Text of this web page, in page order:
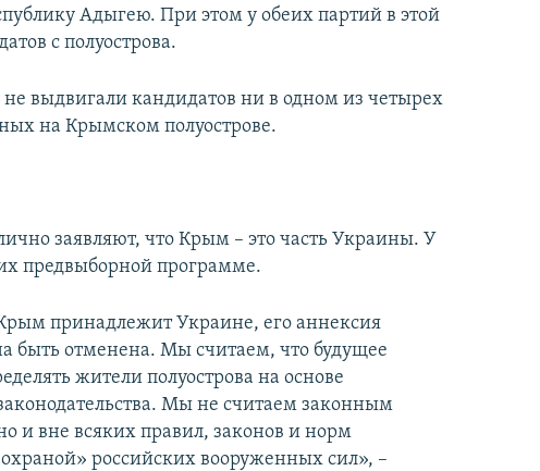
Адыгею. При этом у обеих партий в этой
с полуострова.
выдвигали кандидатов ни в одном из четырех
на Крымском полуострове.
заявляют, что Крым – это часть Украины. У
предвыборной программе.
принадлежит Украине, его аннексия
быть отменена. Мы считаем, что будущее
жители полуострова на основе
Мы не считаем законным
и вне всяких правил, законов и норм
российских вооруженных сил», –